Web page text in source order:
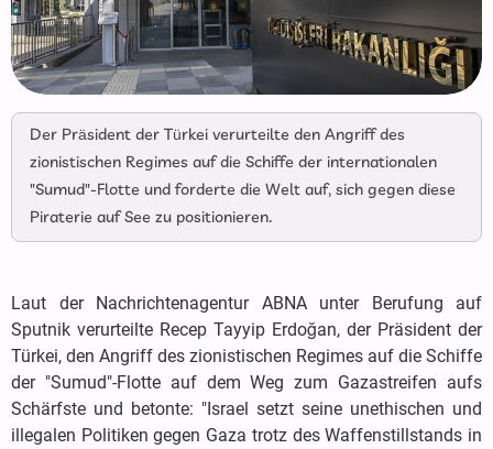
Der Präsident der Türkei verurteilte den Angriff des
zionistischen Regimes auf die Schiffe der internationalen
"Sumud"-Flotte und forderte die Welt auf, sich gegen diese
Piraterie auf See zu positionieren.
Laut der Nachrichtenagentur ABNA unter Berufung auf
Sputnik verurteilte Recep Tayyip Erdoğan, der Präsident der
Türkei, den Angriff des zionistischen Regimes auf die Schiffe
der "Sumud"-Flotte auf dem Weg zum Gazastreifen aufs
Schärfste und betonte: "Israel setzt seine unethischen und
illegalen Politiken gegen Gaza trotz des Waffenstillstands in